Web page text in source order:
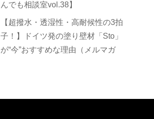
んでも相談室vol.38】
【超撥水・透湿性・高耐候性の3拍
子！】ドイツ発の塗り壁材「Sto」
が“今”おすすめな理由（メルマガ